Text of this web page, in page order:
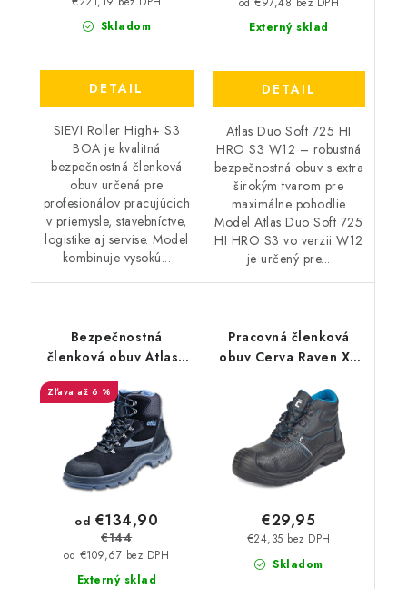
Skladom
DETAIL
SIEVI Roller High+ S3
BOA je kvalitná
bezpečnostná členková
obuv určená pre
profesionálov pracujúcich
v priemysle, stavebníctve,
logistike aj servise. Model
kombinuje vysokú...
Externý sklad
DETAIL
Atlas Duo Soft 725 HI
HRO S3 W12 – robustná
bezpečnostná obuv s extra
širokým tvarom pre
maximálne pohodlie
Model Atlas Duo Soft 725
HI HRO S3 vo verzii W12
je určený pre...
Bezpečnostná
členková obuv Atlas -
Ergo Med 735 XP W10
S3 čierna 369410
až 6 %
Externý sklad
od €109,67 bez DPH
od €134,90
€144
Pracovná členková
obuv Cerva Raven XT
Skladom
€24,35 bez DPH
€29,95